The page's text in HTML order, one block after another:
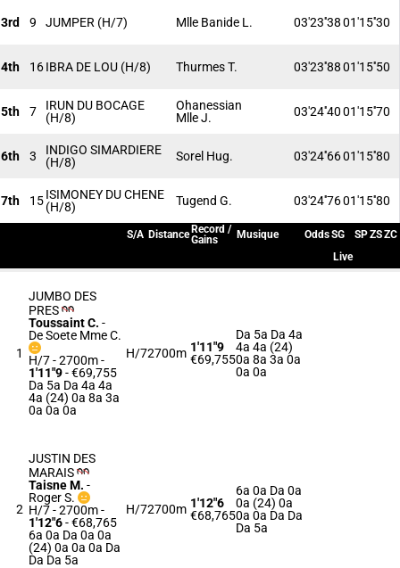
3rd 9 JUMPER (H/7) Mlle Banide L. 03'23''3801'15''30
4th 16IBRA DE LOU (H/8) Thurmes T. 03'23''8801'15''50
5th 7
IRUN DU BOCAGE
(H/8)
Ohanessian
Mlle J.
03'24''4001'15''70
6th 3
INDIGO SIMARDIERE
(H/8)
Sorel Hug. 03'24''6601'15''80
7th 15ISIMONEY DU CHENE
(H/8)
Tugend G. 03'24''7601'15''80
S/A Distance Record /
Gains
Musique OddsSG SPZSZC
Live
1
JUMBO DES
PRES
Toussaint C. -
De Soete Mme C.
H/7 - 2700m-
1'11"9- €69,755
Da 5a Da 4a 4a
4a (24) 0a 8a 3a
0a 0a 0a
H/72700m 1'11"9
€69,755
Da 5a Da 4a
4a 4a (24)
0a 8a 3a 0a
0a 0a
2
JUSTIN DES
MARAIS
Taisne M. -
Roger S.
H/7 - 2700m-
1'12"6- €68,765
6a 0a Da 0a 0a
(24) 0a 0a 0a Da
Da Da 5a
H/72700m 1'12"6
€68,765
6a 0a Da 0a
0a (24) 0a
0a 0a Da Da
Da 5a